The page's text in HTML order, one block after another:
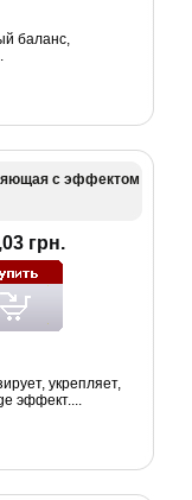
баланс,
с эффектом
грн.
укрепляет,
эффект....